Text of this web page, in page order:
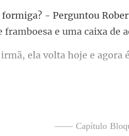
f
hoje e agora
—— Capítulo